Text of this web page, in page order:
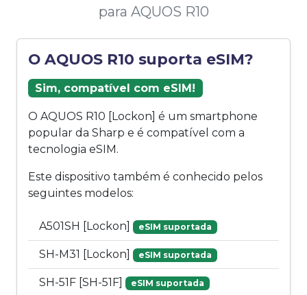
para AQUOS R10
O AQUOS R10 suporta eSIM?
Sim, compatível com eSIM!
O AQUOS R10 [Lockon] é um smartphone
popular da Sharp e é compatível com a
tecnologia eSIM.
Este dispositivo também é conhecido pelos
seguintes modelos:
A501SH [Lockon] eSIM suportada
SH-M31 [Lockon] eSIM suportada
SH-51F [SH-51F] eSIM suportada